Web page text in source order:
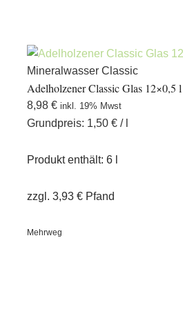
Mineralwasser Classic
Adelholzener Classic Glas 12×0,5 l
8,98€ inkl. 19% Mwst
Grundpreis: 1,50€ /
Produkt enthält: 6
zzgl.3,93€ Pfand
Mehrweg